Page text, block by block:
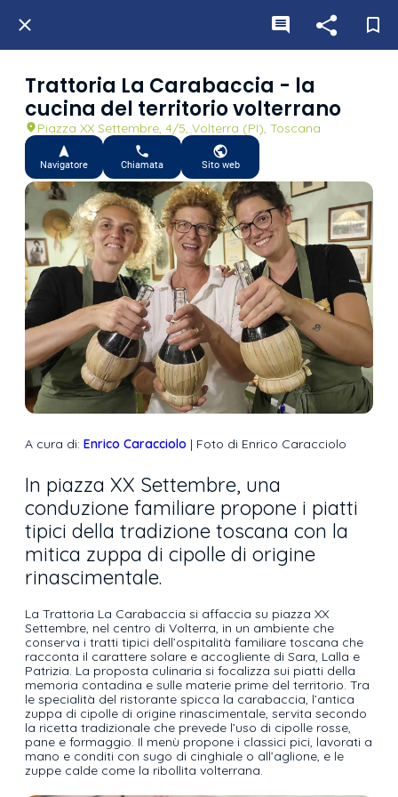
Trattoria La Carabaccia - la
cucina del territorio volterrano
Piazza XX Settembre, 4/5, Volterra (PI), Toscana
Navigatore Chiamata Sito web
A cura di: Enrico Caracciolo | Foto di Enrico Caracciolo
In piazza XX Settembre, una
conduzione familiare propone i piatti
tipici della tradizione toscana con la
mitica zuppa di cipolle di origine
rinascimentale.
La Trattoria La Carabaccia si affaccia su piazza XX
Settembre, nel centro di Volterra, in un ambiente che
conserva i tratti tipici dell’ospitalità familiare toscana che
racconta il carattere solare e accogliente di Sara, Lalla e
Patrizia. La proposta culinaria si focalizza sui piatti della
memoria contadina e sulle materie prime del territorio. Tra
le specialità del ristorante spicca la carabaccia, l’antica
zuppa di cipolle di origine rinascimentale, servita secondo
la ricetta tradizionale che prevede l’uso di cipolle rosse,
pane e formaggio. Il menù propone i classici pici, lavorati a
mano e conditi con sugo di cinghiale o all’aglione, e le
zuppe calde come la ribollita volterrana.